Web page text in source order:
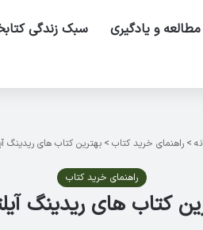
مطالعه و یادگیری سبک زندگی
> راهنمای خرید کتاب > بهترین کتاب های ریدینگ
راهنمای خرید کتاب
کتاب های ریدینگ